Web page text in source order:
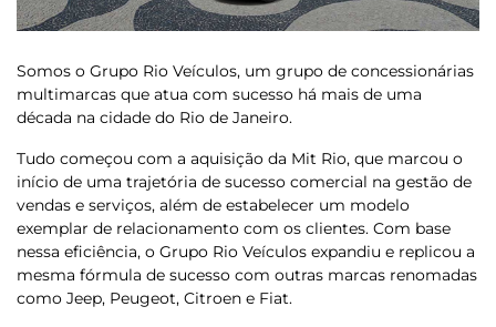
Somos o Grupo Rio Veículos, um grupo de concessionárias
multimarcas que atua com sucesso há mais de uma
década na cidade do Rio de Janeiro.
Tudo começou com a aquisição da Mit Rio, que marcou o
início de uma trajetória de sucesso comercial na gestão de
vendas e serviços, além de estabelecer um modelo
exemplar de relacionamento com os clientes. Com base
nessa eficiência, o Grupo Rio Veículos expandiu e replicou a
mesma fórmula de sucesso com outras marcas renomadas
como Jeep, Peugeot, Citroen e Fiat.